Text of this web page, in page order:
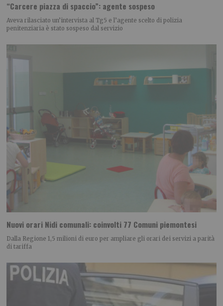
“Carcere piazza di spaccio”: agente sospeso
Aveva rilasciato un’intervista al Tg5 e l’agente scelto di polizia
penitenziaria è stato sospeso dal servizio
Nuovi orari Nidi comunali: coinvolti 77 Comuni piemontesi
Dalla Regione 1,5 milioni di euro per ampliare gli orari dei servizi a parità
di tariffa